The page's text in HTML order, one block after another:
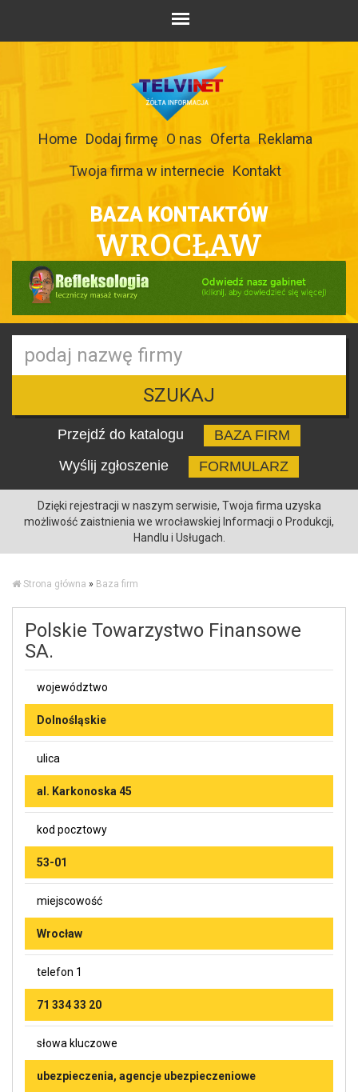
Home Dodaj firmę O nas Oferta Reklama
Twoja firma w internecie Kontakt
BAZA KONTAKTÓW
WROCŁAW
SZUKAJ
Przejdź do katalogu
BAZA FIRM
Wyślij zgłoszenie
FORMULARZ
Dzięki rejestracji w naszym serwisie, Twoja firma uzyska
możliwość zaistnienia we wrocławskiej Informacji o Produkcji,
Handlu i Usługach.
Strona główna » Baza firm
Polskie Towarzystwo Finansowe
SA.
województwo
Dolnośląskie
ulica
al. Karkonoska 45
kod pocztowy
53-01
miejscowość
Wrocław
telefon 1
71 334 33 20
słowa kluczowe
ubezpieczenia, agencje ubezpieczeniowe